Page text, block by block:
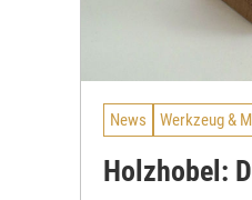
News Werkzeug &
Holzhobel: